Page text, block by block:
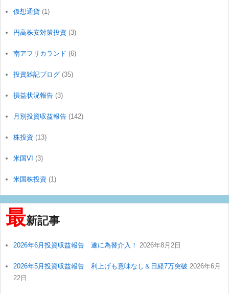
仮想通貨 (1)
円高株安対策投資 (3)
南アフリカランド (6)
投資雑記ブログ (35)
損益状況報告 (3)
月別投資収益報告 (142)
株投資 (13)
米国VI (3)
米国株投資 (1)
最新記事
2026年6月投資収益報告 遂に為替介入！ 2026年8月2日
2026年5月投資収益報告 利上げも意味なし＆日経7万突破 2026年6月
22日